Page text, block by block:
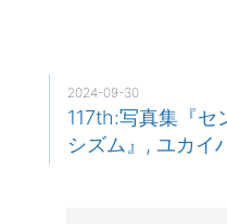
2024-09-30
117th:写真集『セ
シズム』, ユカイ